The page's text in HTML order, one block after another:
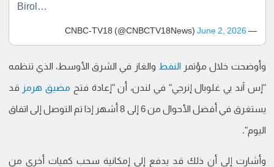
Birol…
— CNBC-TV18 (@CNBCTV18News)
June 2, 2026
وأوضحت خلال مؤتمر النفط والغاز في الشرق الأوسط، الذي تنظمه
"إس آند بي غلوبال إنرجي" في لندن، أن "إعادة فتح مضيق هرمز قد
يستغرق في أفضل الأحوال من 6 إلى 8 أشهر إذا تم التوصل إلى اتفاق
اليوم".
وأشارت إلى أن ذلك قد يدفع إلى إمكانية سحب كميات أخرى من